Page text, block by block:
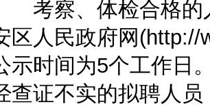
考察、体检合格的
区人民政府网(http://
示时间为5个工作日
查证不实的拟聘人